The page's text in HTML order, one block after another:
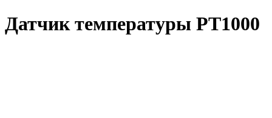
Датчик температуры PT1000